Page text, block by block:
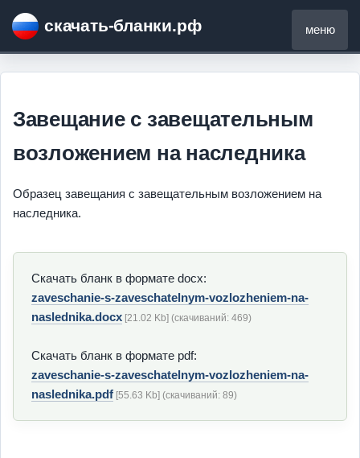
скачать-бланки.рф
Завещание с завещательным
возложением на наследника
Образец завещания с завещательным возложением на
наследника.
Скачать бланк в формате docx:
zaveschanie-s-zaveschatelnym-vozlozheniem-na-
naslednika.docx [21.02 Kb] (cкачиваний: 469)
Скачать бланк в формате pdf:
zaveschanie-s-zaveschatelnym-vozlozheniem-na-
naslednika.pdf [55.63 Kb] (cкачиваний: 89)
меню